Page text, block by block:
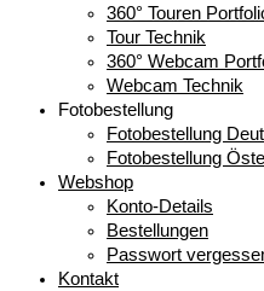
360° Touren
Tour Technik
360° Webcam
Webcam Technik
Fotobestellung
Fotobestellung
Fotobestellung
Webshop
Konto-Details
Bestellungen
Passwort
Kontakt